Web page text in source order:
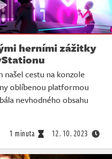
herními zážitky
našel cestu na konzole
oblíbenou platformou
nevhodného obsahu
1 minuta 12. 10. 2023